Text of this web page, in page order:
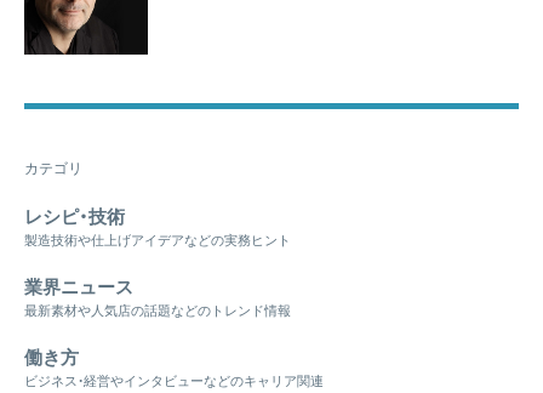
カテゴリ
レシピ・技術
製造技術や仕上げアイデアなどの実務ヒント
業界ニュース
最新素材や人気店の話題などのトレンド情報
働き方
ビジネス・経営やインタビューなどのキャリア関連